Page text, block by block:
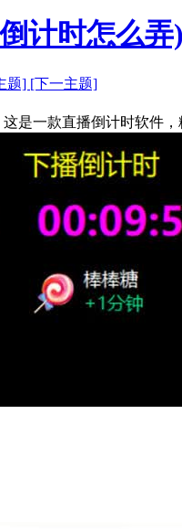
计时怎么弄)
题] [下一主题]
是一款直播倒计时软件